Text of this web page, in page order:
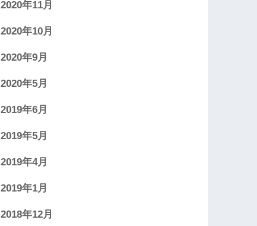
2020年11月
2020年10月
2020年9月
2020年5月
2019年6月
2019年5月
2019年4月
2019年1月
2018年12月